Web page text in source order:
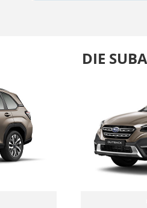
DIE